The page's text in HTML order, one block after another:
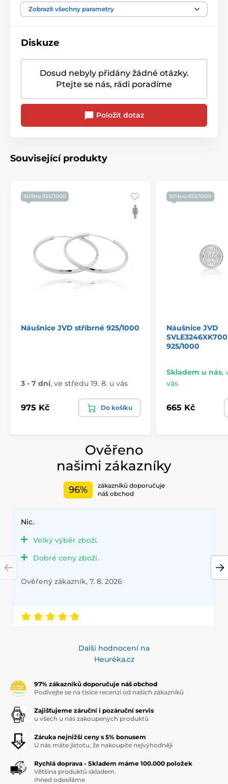
Barva kamene
Zobrazit všechny parametry
Diskuze
Dosud nebyly přidány žádné otázky.
Ptejte se nás, rádi poradíme
Položit dotaz
Související produkty
Stříbro 925/1000
Náušnice JVD stříbrné 925/1000
3 - 7 dní, ve středu 19. 8. u vás
975 Kč Do košíku
Stříbro 925/1000
Náušnice JVD
925/1000
Skladem u nás,
vás
665 Kč
Ověřeno
našimi zákazníky
96%
zákazníků doporučuje
náš obchod
Nic.
Velký výběr zboží.
Dobré ceny zboží.
Ověřený zákazník, 7. 8. 2026
Další hodnocení na
Heuréka.cz
97% zákazníků doporučuje náš obchod
Podívejte se na tisíce recenzí od našich zákazníků
Zajišťujeme záruční i pozáruční servis
u všech u nás zakoupených produktů
Záruka nejnižší ceny s 5% bonusem
U nás máte jistotu, že nakoupíte nejvýhodněji
Rychlá doprava - Skladem máme 100.000 položek
Většina produktů skladem.
Ihned odesíláme